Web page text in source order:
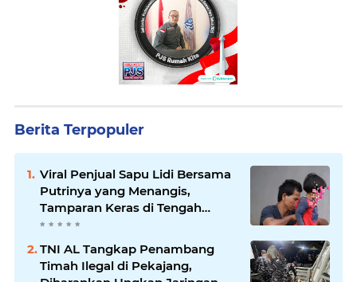
Berita Terpopuler
Viral Penjual Sapu Lidi Bersama
Putrinya yang Menangis,
Tamparan Keras di Tengah
Maraknya Korupsi
TNI AL Tangkap Penambang
Timah Ilegal di Pekajang,